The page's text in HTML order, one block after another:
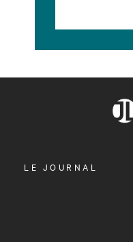
OUVRIR
LE JOURNAL